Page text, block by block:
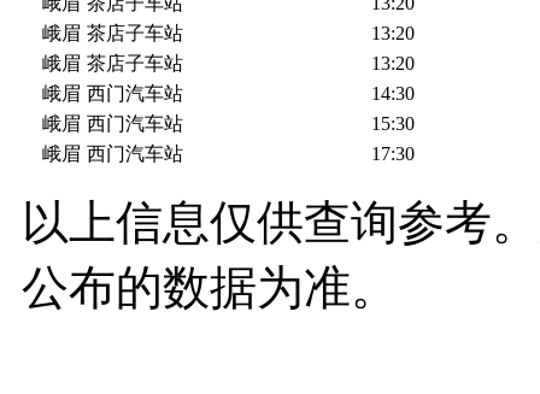
峨眉 茶店子车站
13:20
峨眉 茶店子车站
13:20
峨眉 西门汽车站
14:30
峨眉 西门汽车站
15:30
峨眉 西门汽车站 17:30
以上信息仅供查询参考
公布的数据为准。